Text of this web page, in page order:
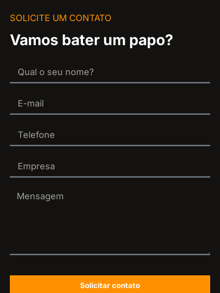
SOLICITE UM CONTATO
Vamos bater um papo?
Solicitar contato